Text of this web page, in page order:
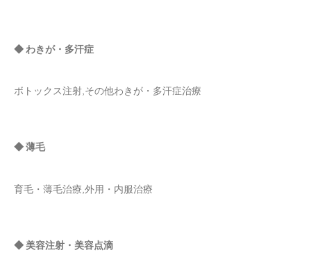
◆ わきが・多汗症
ボトックス注射,その他わきが・多汗症治療
◆ 薄毛
育毛・薄毛治療,外用・内服治療
◆ 美容注射・美容点滴